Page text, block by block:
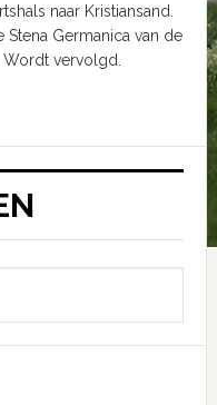
naar Kristiansand.
Germanica van de
vervolgd.